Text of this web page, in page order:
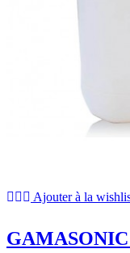
Ajouter à la